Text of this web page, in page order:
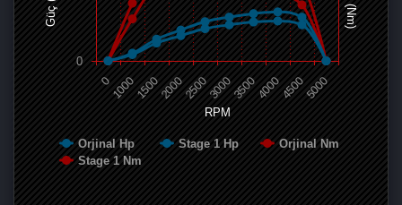
RPM
Orjinal Hp Stage 1 Hp
Orjinal Nm
Stage 1 Nm
0 100015002000250030003500400045005000
0